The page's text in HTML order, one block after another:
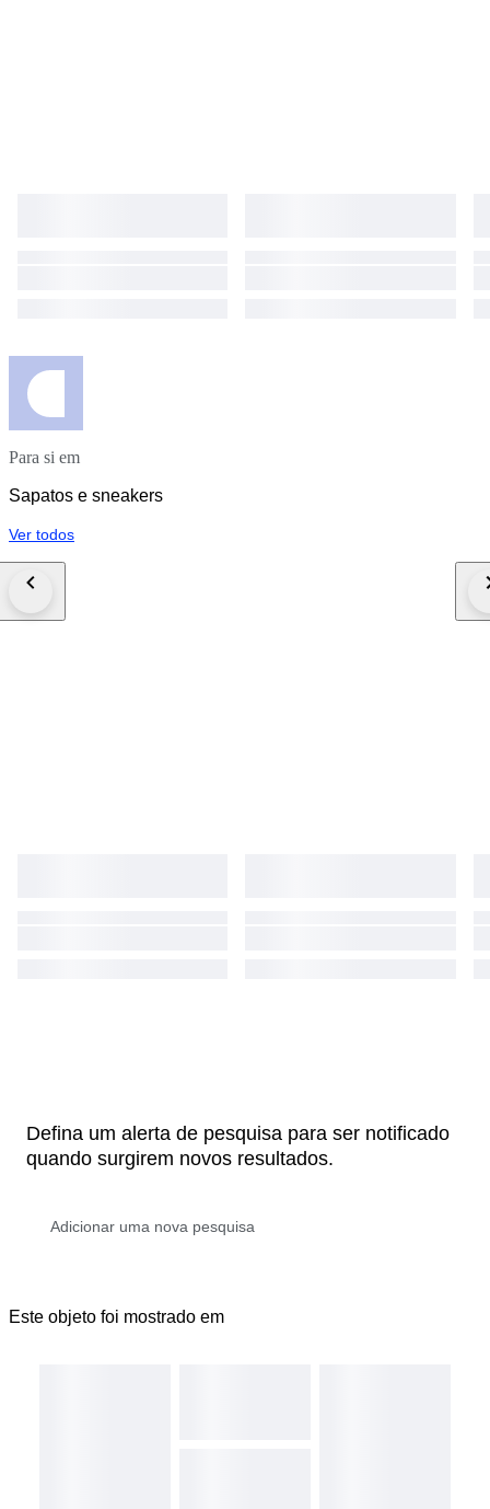
Para si em
Sapatos e sneakers
Ver todos
Defina um alerta de pesquisa para ser notificado
quando surgirem novos resultados.
Este objeto foi mostrado em